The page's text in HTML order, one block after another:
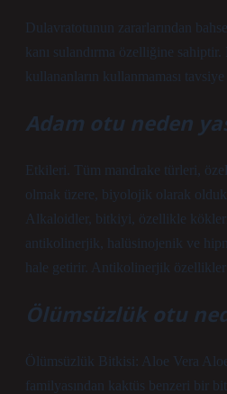
Dulavratotunun zararlarından
kanı sulandırma özelliğine sahiptir.
kullananların kullanmaması tavsiye
Adam otu neden
Etkileri. Tüm mandrake türleri,
olmak üzere, biyolojik olarak
Alkaloidler, bitkiyi, özellikle
antikolinerjik, halüsinojenik ve
hale getirir. Antikolinerjik
Ölümsüzlük otu
Ölümsüzlük Bitkisi: Aloe Vera
familyasından kaktüs benzeri bir